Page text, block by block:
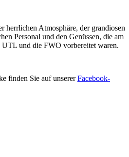
herrlichen Atmosphäre, der grandiosen
Personal und den Genüssen, die am
und die FWO vorbereitet waren.
finden Sie auf unsererFacebook-